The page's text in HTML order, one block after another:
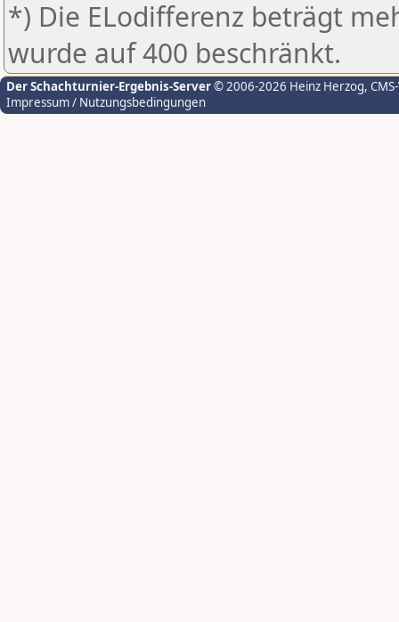
*) Die ELodifferenz beträgt
wurde auf 400 beschränkt.
Der Schachturnier-Ergebnis-Server© 2006-2026 Heinz Herzog,
Impressum / Nutzungsbedingungen